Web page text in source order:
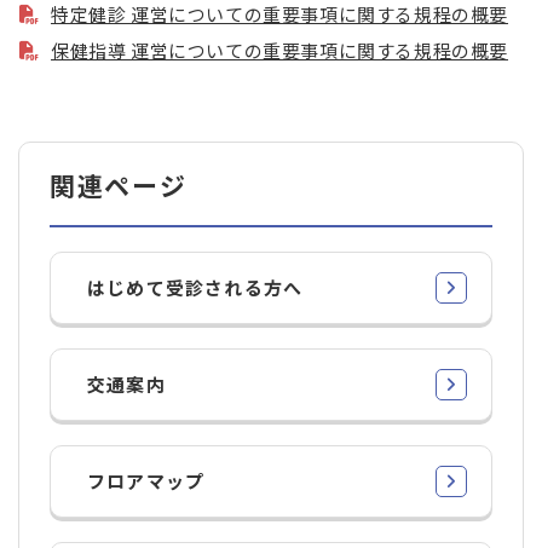
特定健診 運営についての重要事項に関する規程の概要
保健指導 運営についての重要事項に関する規程の概要
関連ページ
はじめて受診される方へ
交通案内
フロアマップ